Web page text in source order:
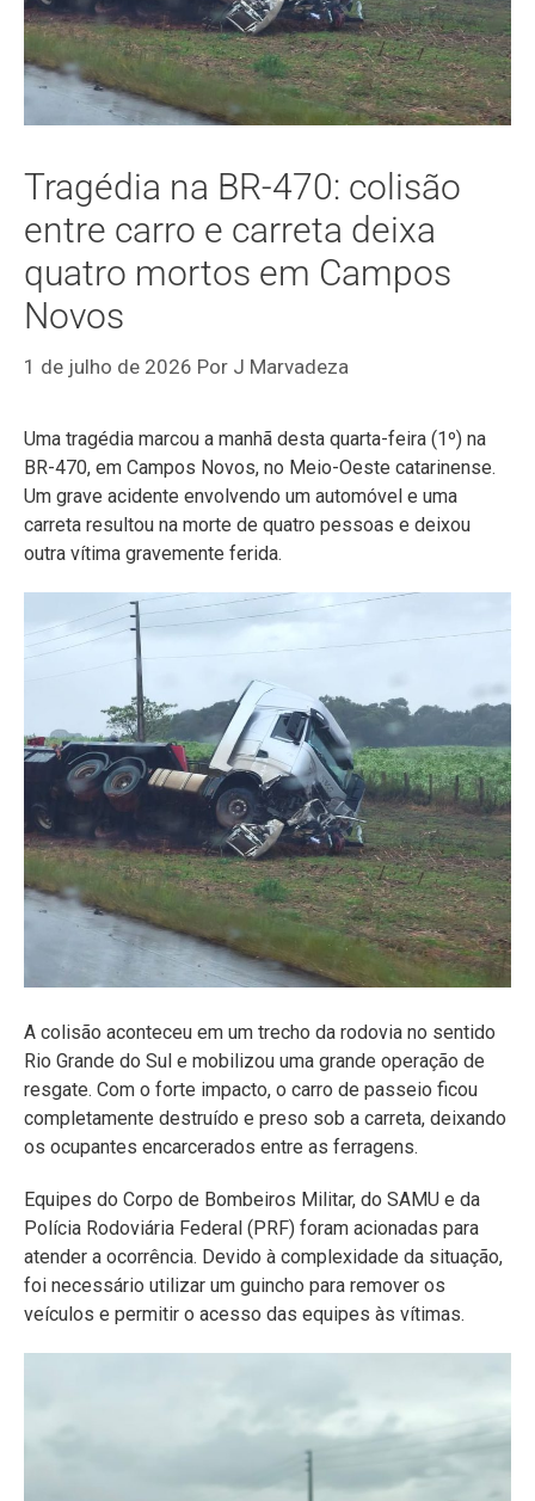
Tragédia na BR-470: colisão
entre carro e carreta deixa
quatro mortos em Campos
Novos
1 de julho de 2026 Por J Marvadeza
Uma tragédia marcou a manhã desta quarta-feira (1º) na
BR-470, em Campos Novos, no Meio-Oeste catarinense.
Um grave acidente envolvendo um automóvel e uma
carreta resultou na morte de quatro pessoas e deixou
outra vítima gravemente ferida.
A colisão aconteceu em um trecho da rodovia no sentido
Rio Grande do Sul e mobilizou uma grande operação de
resgate. Com o forte impacto, o carro de passeio ficou
completamente destruído e preso sob a carreta, deixando
os ocupantes encarcerados entre as ferragens.
Equipes do Corpo de Bombeiros Militar, do SAMU e da
Polícia Rodoviária Federal (PRF) foram acionadas para
atender a ocorrência. Devido à complexidade da situação,
foi necessário utilizar um guincho para remover os
veículos e permitir o acesso das equipes às vítimas.